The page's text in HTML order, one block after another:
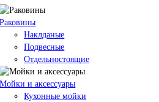
Раковины
Наклданые
Подвесные
Отдельностоящие
Мойки и аксессуары
Кухонные мойки